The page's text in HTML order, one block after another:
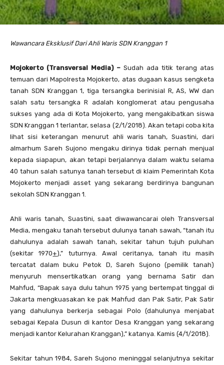
Wawancara Eksklusif Dari Ahli Waris SDN Kranggan 1
Mojokerto (Transversal Media) – Sudah ada titik terang atas
temuan dari Mapolresta Mojokerto, atas dugaan kasus sengketa
tanah SDN Kranggan 1, tiga tersangka berinisial R, AS, WW dan
salah satu tersangka R adalah konglomerat atau pengusaha
sukses yang ada di Kota Mojokerto, yang mengakibatkan siswa
SDN Kranggan 1 terlantar, selasa (2/1/2018). Akan tetapi coba kita
lihat sisi keterangan menurut ahli waris tanah, Suastini, dari
almarhum Sareh Sujono mengaku dirinya tidak pernah menjual
kepada siapapun, akan tetapi berjalannya dalam waktu selama
40 tahun salah satunya tanah tersebut di klaim Pemerintah Kota
Mojokerto menjadi asset yang sekarang berdirinya bangunan
sekolah SDN Kranggan 1.
Ahli waris tanah, Suastini, saat diwawancarai oleh Transversal
Media, mengaku tanah tersebut dulunya tanah sawah, “tanah itu
dahulunya adalah sawah tanah, sekitar tahun tujuh puluhan
(sekitar 1970+),” tuturnya. Awal ceritanya, tanah itu masih
tercatat dalam buku Petok D, Sareh Sujono (pemilik tanah)
menyuruh mensertikatkan orang yang bernama Satir dan
Mahfud, “Bapak saya dulu tahun 1975 yang bertempat tinggal di
Jakarta mengkuasakan ke pak Mahfud dan Pak Satir, Pak Satir
yang dahulunya berkerja sebagai Polo (dahulunya menjabat
sebagai Kepala Dusun di kantor Desa Kranggan yang sekarang
menjadi kantor Kelurahan Kranggan),” katanya. Kamis (4/1/2018).
Sekitar tahun 1984, Sareh Sujono meninggal selanjutnya sekitar